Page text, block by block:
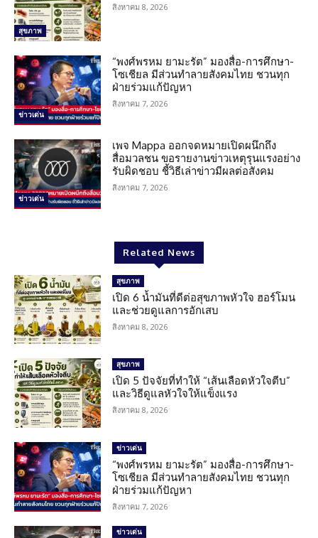
สุขภาพ
สิงหาคม 8, 2026
ข่าวเด่น
“พงศ์พรหม ยามะรัต” มองสื่อ-การศึกษา-
โซเชียล มีส่วนทำลายสังคมไทย ชวนทุก
ฝ่ายร่วมแก้ปัญหา
สิงหาคม 7, 2026
ข่าวเด่น
เพจ Mappa ออกจดหมายเปิดผนึกถึง
สื่อมวลชน ขอรายงานข่าวเหตุรุนแรงอย่าง
รับผิดชอบ ชี้วิธีเล่าข่าวมีผลต่อสังคม
สิงหาคม 7, 2026
Related News
สุขภาพ
เปิด 6 น้ำมันที่ดีต่อสุขภาพหัวใจ ฮอร์โมน
และช่วยดูแลการอักเสบ
สิงหาคม 8, 2026
สุขภาพ
เปิด 5 ปัจจัยที่ทำให้ “เส้นเลือดหัวใจตีบ”
และวิธีดูแลหัวใจให้แข็งแรง
สิงหาคม 8, 2026
ข่าวเด่น
“พงศ์พรหม ยามะรัต” มองสื่อ-การศึกษา-
โซเชียล มีส่วนทำลายสังคมไทย ชวนทุก
ฝ่ายร่วมแก้ปัญหา
สิงหาคม 7, 2026
ข่าวเด่น